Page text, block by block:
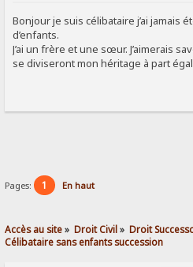
Bonjour je suis célibataire j’ai jamais
d’enfants.
J’ai un frère et une sœur. J’aimerais
se diviseront mon héritage à part
Pages: 1 En haut
Accès au site» Droit Civil» Droit
Célibataire sans enfants succession